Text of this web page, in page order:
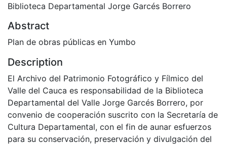
Biblioteca Departamental Jorge Garcés Borrero
Abstract
Plan de obras públicas en Yumbo
Description
El Archivo del Patrimonio Fotográfico y Fílmico del
Valle del Cauca es responsabilidad de la Biblioteca
Departamental del Valle Jorge Garcés Borrero, por
convenio de cooperación suscrito con la Secretaría de
Cultura Departamental, con el fin de aunar esfuerzos
para su conservación, preservación y divulgación del